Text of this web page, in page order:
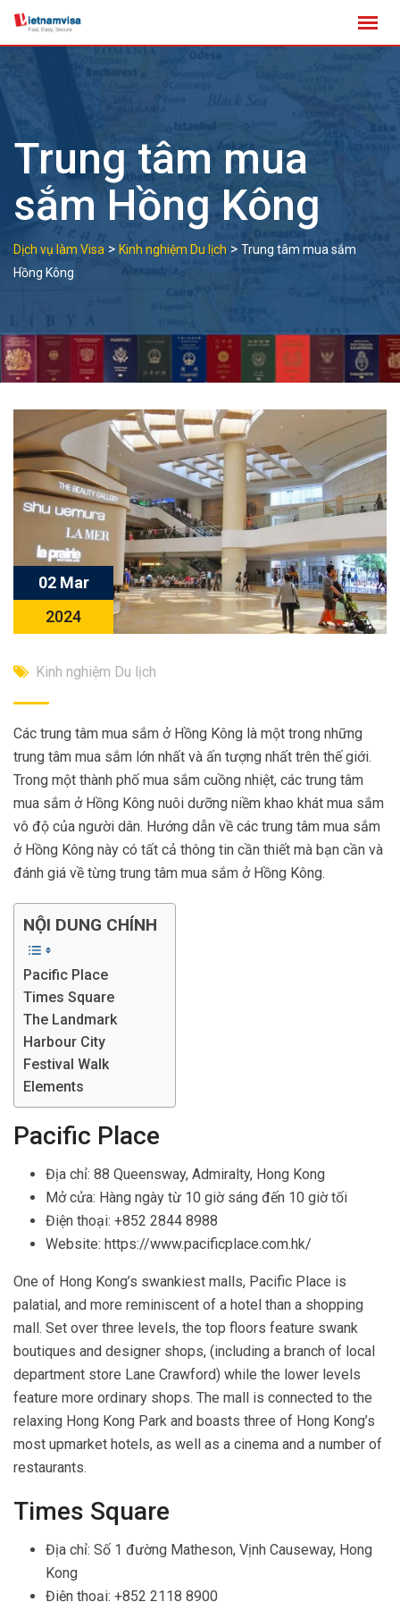
Skip
Trung tâm mua
sắm Hồng Kông
Dịch vụ làm Visa > Kinh nghiệm Du lịch > Trung tâm mua sắm
Hồng Kông
02 Mar
2024
Kinh nghiệm Du lịch
Các trung tâm mua sắm ở Hồng Kông là một trong những
trung tâm mua sắm lớn nhất và ấn tượng nhất trên thế giới.
Trong một thành phố mua sắm cuồng nhiệt, các trung tâm
mua sắm ở Hồng Kông nuôi dưỡng niềm khao khát mua sắm
vô độ của người dân. Hướng dẫn về các trung tâm mua sắm
ở Hồng Kông này có tất cả thông tin cần thiết mà bạn cần và
đánh giá về từng trung tâm mua sắm ở Hồng Kông.
NỘI DUNG CHÍNH
Pacific Place
Times Square
The Landmark
Harbour City
Festival Walk
Elements
Pacific Place
Địa chỉ: 88 Queensway, Admiralty, Hong Kong
Mở cửa: Hàng ngày từ 10 giờ sáng đến 10 giờ tối
Điện thoại: +852 2844 8988
Website: https://www.pacificplace.com.hk/
One of Hong Kong’s swankiest malls, Pacific Place is
palatial, and more reminiscent of a hotel than a shopping
mall. Set over three levels, the top floors feature swank
boutiques and designer shops, (including a branch of local
department store Lane Crawford) while the lower levels
feature more ordinary shops. The mall is connected to the
relaxing Hong Kong Park and boasts three of Hong Kong’s
most upmarket hotels, as well as a cinema and a number of
restaurants.
Times Square
Địa chỉ: Số 1 đường Matheson, Vịnh Causeway, Hong
Kong
Điện thoại: +852 2118 8900